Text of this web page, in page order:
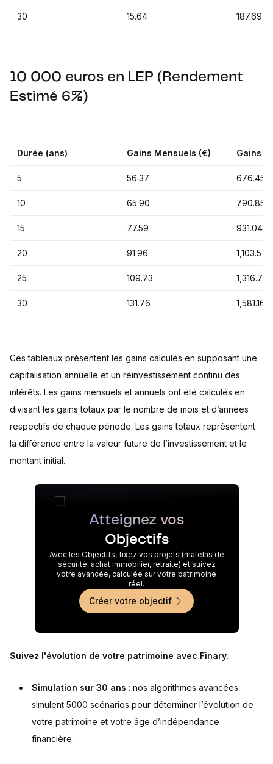
30 15.64 187.69
10 000 euros en LEP (Rendement
Estimé 6%)
Durée (ans) Gains Mensuels (€) Gains
5 56.37 676.45
10 65.90 790.85
15 77.59 931.04
20 91.96 1,103.57
25 109.73 1,316.75
30 131.76 1,581.16
Ces tableaux présentent les gains calculés en supposant une
capitalisation annuelle et un réinvestissement continu des
intérêts. Les gains mensuels et annuels ont été calculés en
divisant les gains totaux par le nombre de mois et d’années
respectifs de chaque période. Les gains totaux représentent
la différence entre la valeur future de l’investissement et le
montant initial.
Atteignez vos
Objectifs
Avec les Objectifs, fixez vos projets (matelas de
sécurité, achat immobilier, retraite) et suivez
votre avancée, calculée sur votre patrimoine
réel.
Créer votre objectif
Suivez l'évolution de votre patrimoine avec Finary.
Simulation sur 30 ans : nos algorithmes avancées
simulent 5000 scénarios pour déterminer l’évolution de
votre patrimoine et votre âge d’indépendance
financière.